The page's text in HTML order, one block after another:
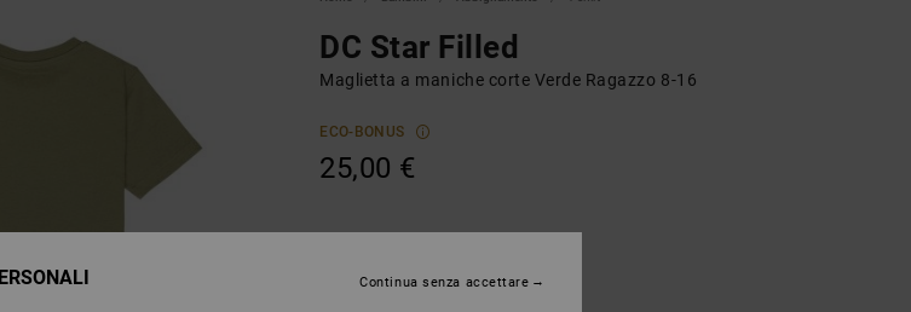
DC Star Filled
Maglietta a maniche corte Verde Ragazzo 8-16
ECO-BONUS
25,00 €
Continua senza accettare